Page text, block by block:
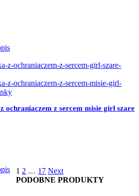
z ochraniaczem z sercem misie girl szare
184,00zł
1 2 … 17 Next
PODOBNE PRODUKTY